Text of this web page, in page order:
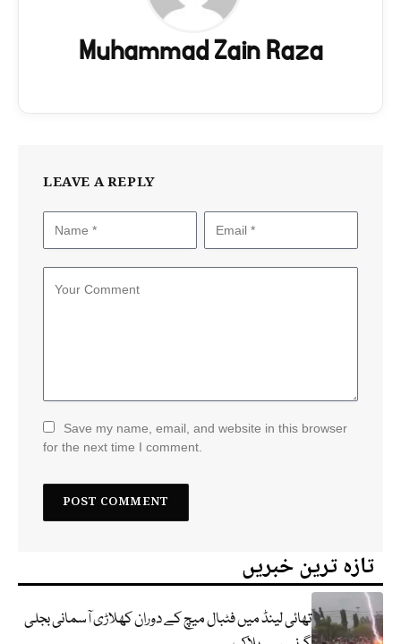
Muhammad Zain Raza
LEAVE A REPLY
Save my name, email, and website in this browser
for the next time I comment.
تازہ ترین خبریں
تھائی لینڈ میں فٹبال میچ کے دوران کھلاڑی آسمانی بجلی